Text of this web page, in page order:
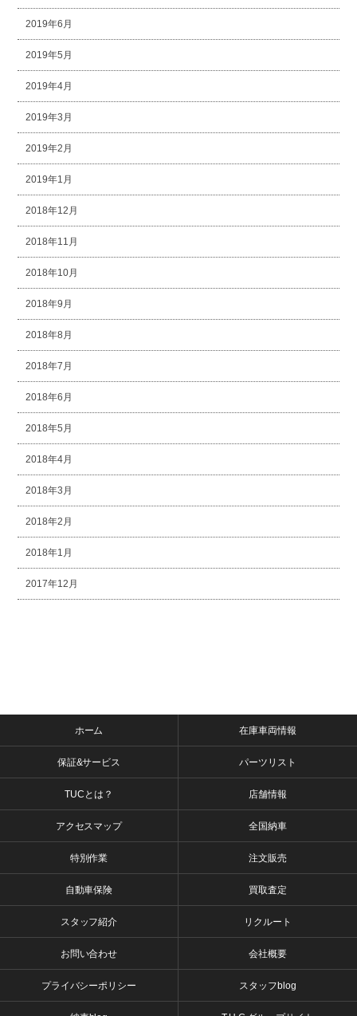
2019年6月
2019年5月
2019年4月
2019年3月
2019年2月
2019年1月
2018年12月
2018年11月
2018年10月
2018年9月
2018年8月
2018年7月
2018年6月
2018年5月
2018年4月
2018年3月
2018年2月
2018年1月
2017年12月
ホーム 在庫車両情報
保証&サービス パーツリスト
TUCとは？ 店舗情報
アクセスマップ 全国納車
特別作業 注文販売
自動車保険 買取査定
スタッフ紹介 リクルート
お問い合わせ 会社概要
プライバシーポリシー スタッフblog